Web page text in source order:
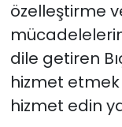
özelleştirme
dile getiren
hizmet
hizmet edin